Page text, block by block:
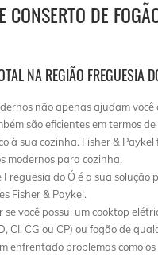
CONSERTO DE
NA REGIÃO FREGUESIA
não apenas ajudam
são eficientes em termos
à sua cozinha. Fisher &
modernos para cozinha.
Freguesia do Ó é a sua solução
Fisher & Paykel.
se você possui um cooktop
CI, CG ou CP) ou fogão de
enfrentado problemas como